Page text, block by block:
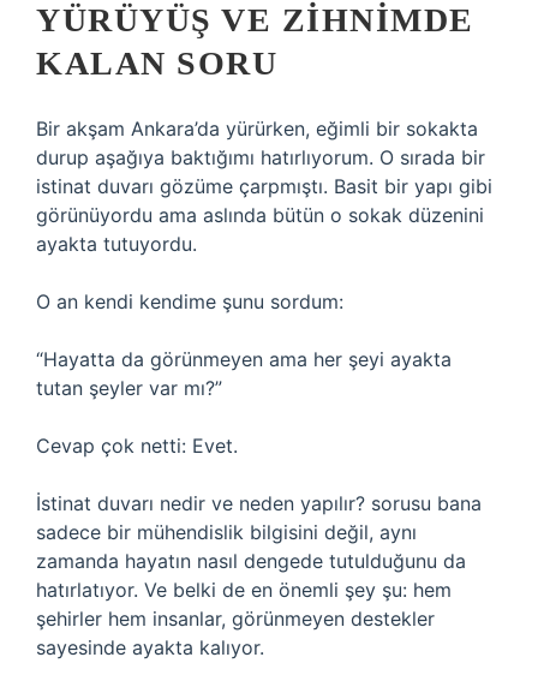
YÜRÜYÜŞ VE ZIHNIMDE
KALAN SORU
Bir akşam Ankara’da yürürken, eğimli bir sokakta
durup aşağıya baktığımı hatırlıyorum. O sırada bir
istinat duvarı gözüme çarpmıştı. Basit bir yapı gibi
görünüyordu ama aslında bütün o sokak düzenini
ayakta tutuyordu.
O an kendi kendime şunu sordum:
“Hayatta da görünmeyen ama her şeyi ayakta
tutan şeyler var mı?”
Cevap çok netti: Evet.
İstinat duvarı nedir ve neden yapılır? sorusu bana
sadece bir mühendislik bilgisini değil, aynı
zamanda hayatın nasıl dengede tutulduğunu da
hatırlatıyor. Ve belki de en önemli şey şu: hem
şehirler hem insanlar, görünmeyen destekler
sayesinde ayakta kalıyor.